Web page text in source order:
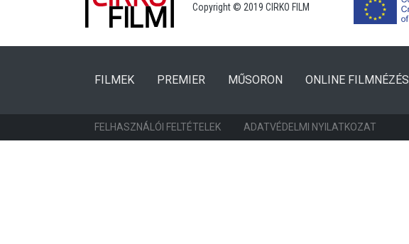
Copyright © 2019 CIRKO FILM
FILMEK(CURRENT)
PREMIER (CURRENT)
MŰSORON ONLINE FILMNÉZÉS
FELHASZNÁLÓI FELTÉTELEK ADATVÉDELMI NYILATKOZAT